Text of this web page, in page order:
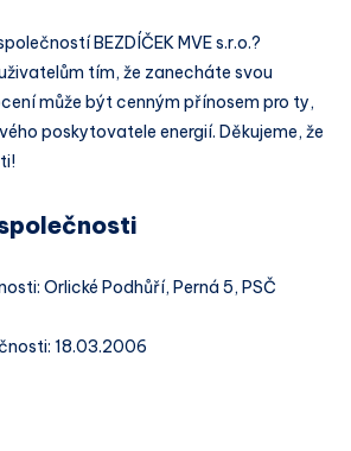
BEZDÍČEK MVE s.r.o.?
tím, že zanecháte svou
může být cenným přínosem pro ty,
poskytovatele energií. Děkujeme, že
Orlické Podhůří, Perná 5, PSČ
18.03.2006